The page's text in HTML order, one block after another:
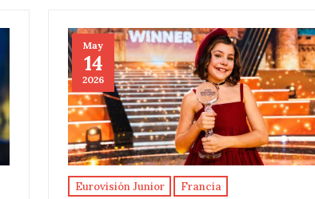
May
14
2026
Eurovisión Junior Francia